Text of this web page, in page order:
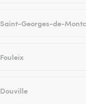
Saint-Georges-de-
Fouleix
Douville